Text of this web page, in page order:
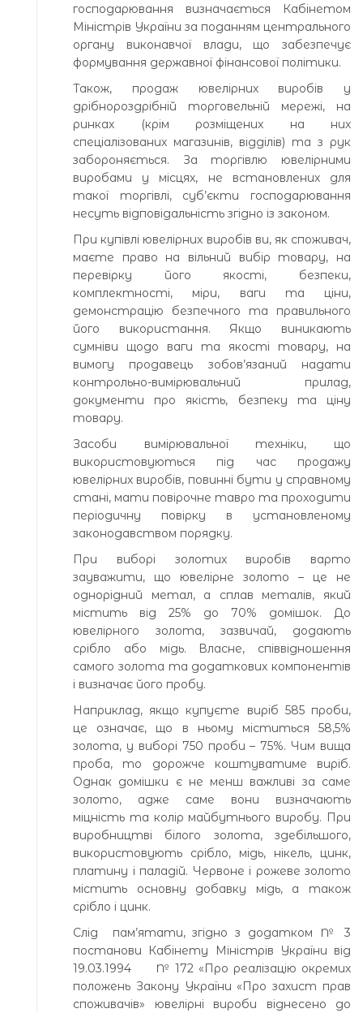
господарювання визначається Кабінетом
Міністрів України за поданням центрального
органу виконавчої влади, що забезпечує
формування державної фінансової політики.
Також, продаж ювелірних виробів у
дрібнороздрібній торговельній мережі, на
ринках (крім розміщених на них
спеціалізованих магазинів, відділів) та з рук
забороняється. За торгівлю ювелірними
виробами у місцях, не встановлених для
такої торгівлі, суб’єкти господарювання
несуть відповідальність згідно із законом.
При купівлі ювелірних виробів ви, як споживач,
маєте право на вільний вибір товару, на
перевірку його якості, безпеки,
комплектності, міри, ваги та ціни,
демонстрацію безпечного та правильного
його використання. Якщо виникають
сумніви щодо ваги та якості товару, на
вимогу продавець зобов’язаний надати
контрольно-вимірювальний прилад,
документи про якість, безпеку та ціну
товару.
Засоби вимірювальної техніки, що
використовуються під час продажу
ювелірних виробів, повинні бути у справному
стані, мати повірочне тавро та проходити
періодичну повірку в установленому
законодавством порядку.
При виборі золотих виробів варто
зауважити, що ювелірне золото – це не
однорідний метал, а сплав металів, який
містить від 25% до 70% домішок. До
ювелірного золота, зазвичай, додають
срібло або мідь. Власне, співвідношення
самого золота та додаткових компонентів
і визначає його пробу.
Наприклад, якщо купуєте виріб 585 проби,
це означає, що в ньому міститься 58,5%
золота, у виборі 750 проби – 75%. Чим вища
проба, то дорожче коштуватиме виріб.
Однак домішки є не менш важливі за саме
золото, адже саме вони визначають
міцність та колір майбутнього виробу. При
виробництві білого золота, здебільшого,
використовують срібло, мідь, нікель, цинк,
платину і паладій. Червоне і рожеве золото
містить основну добавку мідь, а також
срібло і цинк.
Слід пам’ятати, згідно з додатком № 3
постанови Кабінету Міністрів України від
19.03.1994 № 172 «Про реалізацію окремих
положень Закону України «Про захист прав
споживачів» ювелірні вироби віднесено до